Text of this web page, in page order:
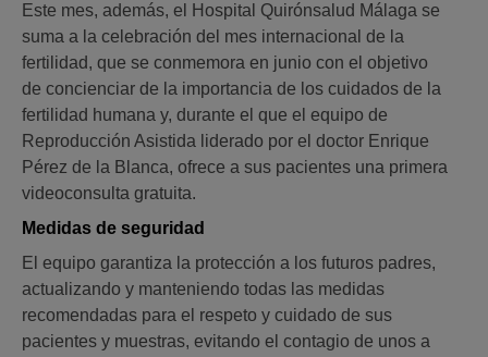
Este mes, además, el Hospital Quirónsalud Málaga se
suma a la celebración del mes internacional de la
fertilidad, que se conmemora en junio con el objetivo
de concienciar de la importancia de los cuidados de la
fertilidad humana y, durante el que el equipo de
Reproducción Asistida liderado por el doctor Enrique
Pérez de la Blanca, ofrece a sus pacientes una primera
videoconsulta gratuita.
Medidas de seguridad
El equipo garantiza la protección a los futuros padres,
actualizando y manteniendo todas las medidas
recomendadas para el respeto y cuidado de sus
pacientes y muestras, evitando el contagio de unos a